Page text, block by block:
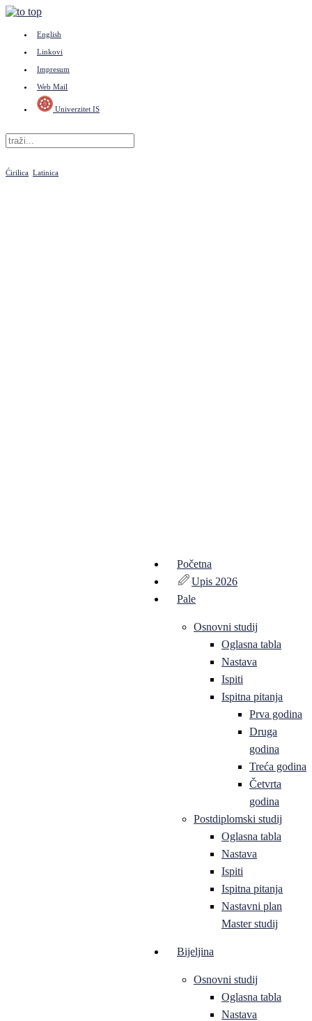
English
Linkovi
Impresum
Web Mail
Univerzitet IS
Ćirilica Latinica
Početna
Upis 2026
Pale
Osnovni studij
Oglasna tabla
Nastava
Ispiti
Ispitna pitanja
Prva godina
Druga
godina
Treća godina
Četvrta
godina
Postdiplomski studij
Oglasna tabla
Nastava
Ispiti
Ispitna pitanja
Nastavni plan
Master studij
Bijeljina
Osnovni studij
Oglasna tabla
Nastava